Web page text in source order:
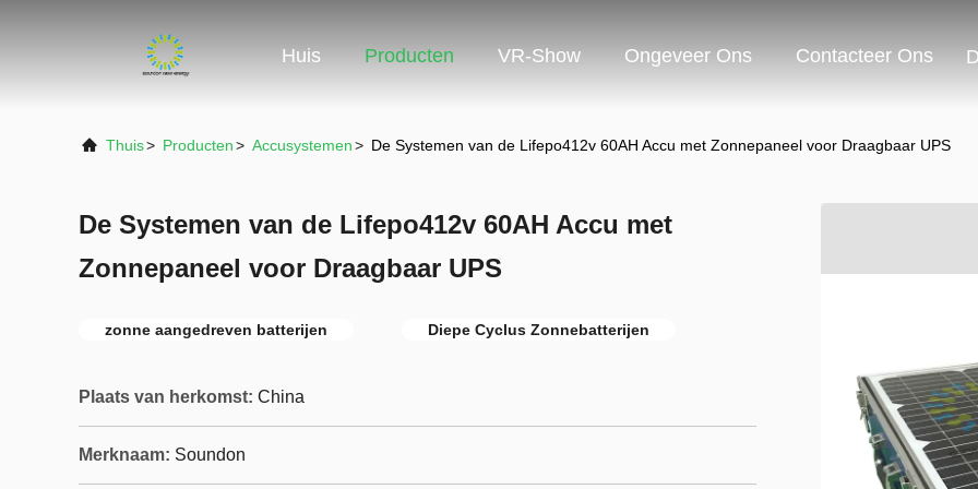
Huis Producten VR-Show Ongeveer Ons Contacteer Ons
Thuis> Producten> Accusystemen> De Systemen van de Lifepo412v 60AH Accu met Zonnepaneel voor Draagbaar UPS
De Systemen van de Lifepo412v 60AH Accu met
Zonnepaneel voor Draagbaar UPS
zonne aangedreven batterijen Diepe Cyclus Zonnebatterijen
Plaats van herkomst: China
Merknaam: Soundon